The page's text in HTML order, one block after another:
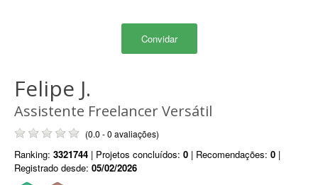
Convidar
Felipe J.
Assistente Freelancer Versátil
(0.0 - 0 avaliações)
Ranking: 3321744 | Projetos concluídos: 0 | Recomendações: 0 |
Registrado desde: 05/02/2026